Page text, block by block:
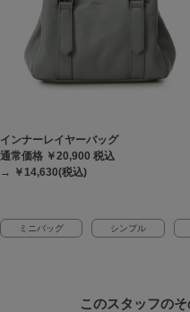
インナーレイヤーバッグ
通常価格 ￥20,900 税込
→ ￥14,630(税込)
ミニバッグ シンプル
このスタッフの